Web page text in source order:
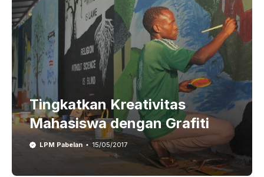
Tingkatkan Kreativitas
Mahasiswa dengan Grafiti
LPM Pabelan 15/05/2017